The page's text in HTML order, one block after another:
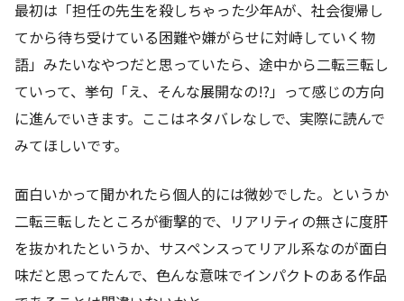
最初は「担任の先生を殺しちゃった少年Aが、社会復帰し
てから待ち受けている困難や嫌がらせに対峙していく物
語」みたいなやつだと思っていたら、途中から二転三転し
ていって、挙句「え、そんな展開なの!?」って感じの方向
に進んでいきます。ここはネタバレなしで、実際に読んで
みてほしいです。
面白いかって聞かれたら個人的には微妙でした。というか
二転三転したところが衝撃的で、リアリティの無さに度肝
を抜かれたというか、サスペンスってリアル系なのが面白
味だと思ってたんで、色んな意味でインパクトのある作品